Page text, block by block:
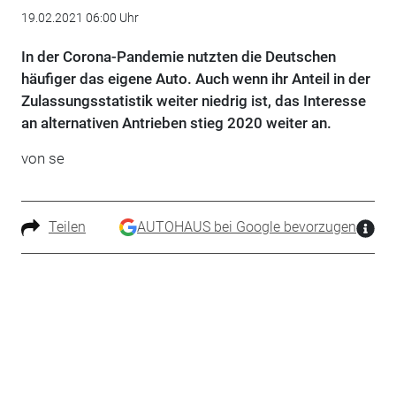
19.02.2021 06:00 Uhr
In der Corona-Pandemie nutzten die Deutschen
häufiger das eigene Auto. Auch wenn ihr Anteil in der
Zulassungsstatistik weiter niedrig ist, das Interesse
an alternativen Antrieben stieg 2020 weiter an.
von se
Teilen AUTOHAUS bei Google bevorzugen